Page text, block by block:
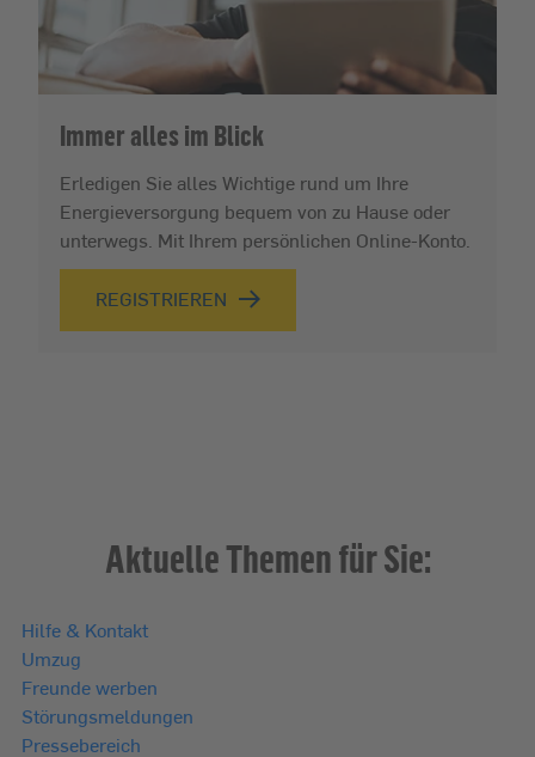
Immer alles im Blick
Erledigen Sie alles Wichtige rund um Ihre
Energieversorgung bequem von zu Hause oder
unterwegs. Mit Ihrem persönlichen Online-Konto.
REGISTRIEREN
Aktuelle Themen für Sie:
Hilfe & Kontakt
Umzug
Freunde werben
Störungsmeldungen
Pressebereich